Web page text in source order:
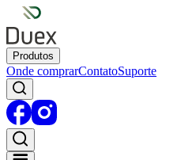
Produtos
Onde comprarContatoSuporte